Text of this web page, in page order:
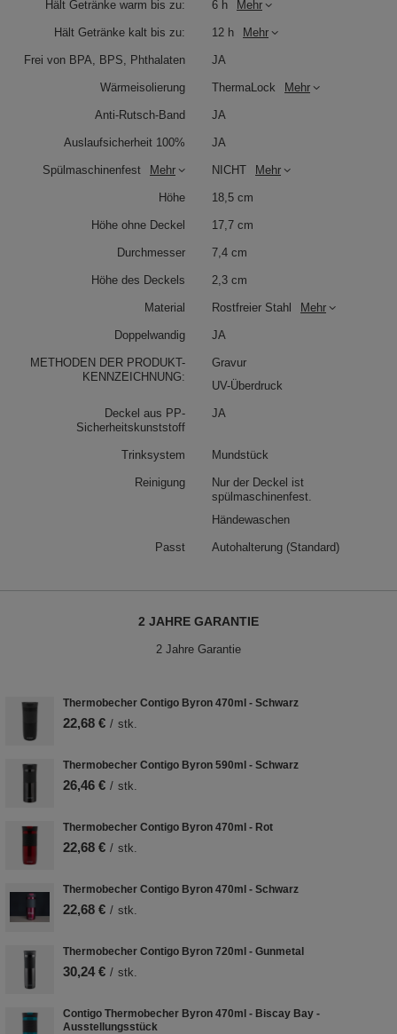
Hält Getränke warm bis zu: 6 h Mehr
Hält Getränke kalt bis zu: 12 h Mehr
Frei von BPA, BPS, Phthalaten JA
Wärmeisolierung ThermaLock Mehr
Anti-Rutsch-Band JA
Auslaufsicherheit 100% JA
Spülmaschinenfest Mehr NICHT Mehr
Höhe 18,5 cm
Höhe ohne Deckel 17,7 cm
Durchmesser 7,4 cm
Höhe des Deckels 2,3 cm
Material Rostfreier Stahl Mehr
Doppelwandig JA
METHODEN DER PRODUKT-
KENNZEICHNUNG:
Gravur
UV-Überdruck
Deckel aus PP-
Sicherheitskunststoff
JA
Trinksystem Mundstück
Reinigung
Nur der Deckel ist
spülmaschinenfest.
Händewaschen
Passt Autohalterung (Standard)
2 JAHRE GARANTIE
2 Jahre Garantie
Thermobecher Contigo Byron 470ml - Schwarz
22,68 € / stk.
Thermobecher Contigo Byron 590ml - Schwarz
26,46 € / stk.
Thermobecher Contigo Byron 470ml - Rot
22,68 € / stk.
Thermobecher Contigo Byron 470ml - Schwarz
22,68 € / stk.
Thermobecher Contigo Byron 720ml - Gunmetal
30,24 € / stk.
Contigo Thermobecher Byron 470ml - Biscay Bay -
Ausstellungsstück